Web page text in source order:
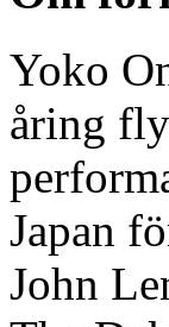
Yoko
åring
Japan
John